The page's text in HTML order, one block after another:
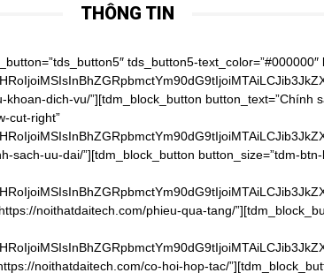
THÔNG TIN
font-tdmp tdc-font-tdmp-arrow-cut-right” tdc_css=”eyJhbGwiOnsibWFyZ2luLWJvdHRvbSI6IjgiLCJwYWRkaW5nLWJvdHRvbSI6IjEwIiwiZGlzcGxheSI6IiJ9LCJwaG9uZSI6eyJjb250ZW50LWgtYWxpZ24iOiJjb250ZW50LWhvcml6LWNlbnRlciIsImRpc3BsYXkiOiIifSwicGhvbmVfbWF4X3dpZHRoIjo3Njd9″ tds_button5-text_hover_color=”#f9b800″ button_text=”Chính sách bảo mật” button_url=”https://noithatdaitech.com/chinh-sach-bao-mat/”][/vc_column_inner][vc_column_inner width=”1/3″ tdc_css=”eyJwb3J0cmFpdCI6eyJwYWRkaW5nLXRvcCI6IjQwIiwid2lkdGgiOiIxMDAlIiwiZGlzcGxheSI6IiJ9LCJwb3J0cmFpdF9tYXhfd2lkdGgiOjEwMTgsInBvcnRyYWl0X21pbl93aWR0aCI6NzY4fQ==”][tdm_block_column_title title_text=”RyVFMSVCQiU4Q0klMjBOR0FZJTIwQ0hPJTIwQ0glQzMlOUFORyUyMFQlQzMlOTRJJTIwMjQlMkY3″ title_tag=”h4″ title_size=”tdm-title-sm” content_align_horizontal=”content-horiz-center” tdc_css=”eyJhbGwiOnsibWFyZ2luLXRvcCI6Ii0xMCIsIm1hcmdpbi1ib3R0b20iOiItMTAiLCJ6LWluZGV4IjoiMiIsImRpc3BsYXkiOiIifSwicG9ydHJhaXQiOnsiY29udGVudC1oLWFsaWduIjoiY29udGVudC1ob3Jpei1jZW50ZXIiLCJkaXNwbGF5IjoiIn0sInBvcnRyYWl0X21heF93aWR0aCI6MTAxOCwicG9ydHJhaXRfbWluX3dpZHRoIjo3NjgsInBob25lIjp7Im1hcmdpbi10b3AiOiIxMCIsImNvbnRlbnQtaC1hbGlnbiI6ImNvbnRlbnQtaG9yaXotcmlnaHQiLCJkaXNwbGF5IjoiIn0sInBob25lX21heF93aWR0aCI6NzY3fQ==”][tdm_block_column_title title_text=”JTNDYSUyMGhyZWYlM0QlMjJ0ZWwlM0EwOTgxNTUxODU1JTIyJTNFJTNDc3BhbiUyMHN0eWxlJTNEJTIyZm9udC1zaXplJTNBMzRweCUzQiUyMGZvbnQtd2VpZ2h0JTNBJTIwNjAwJTNCJTIyJTNFKCUyQjg0KSUyMDk4JTIwMTU1MSUyMDg1NSUzQyUyRnNwYW4lM0UlM0MlMkZhJTNF” title_tag=”h4″ title_size=”tdm-title-md” content_align_horizontal=”content-horiz-center”